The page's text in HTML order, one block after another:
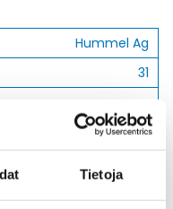
Tietoja
Hummel Ag
31
14
HSK-K-Ex-Active
EC000441